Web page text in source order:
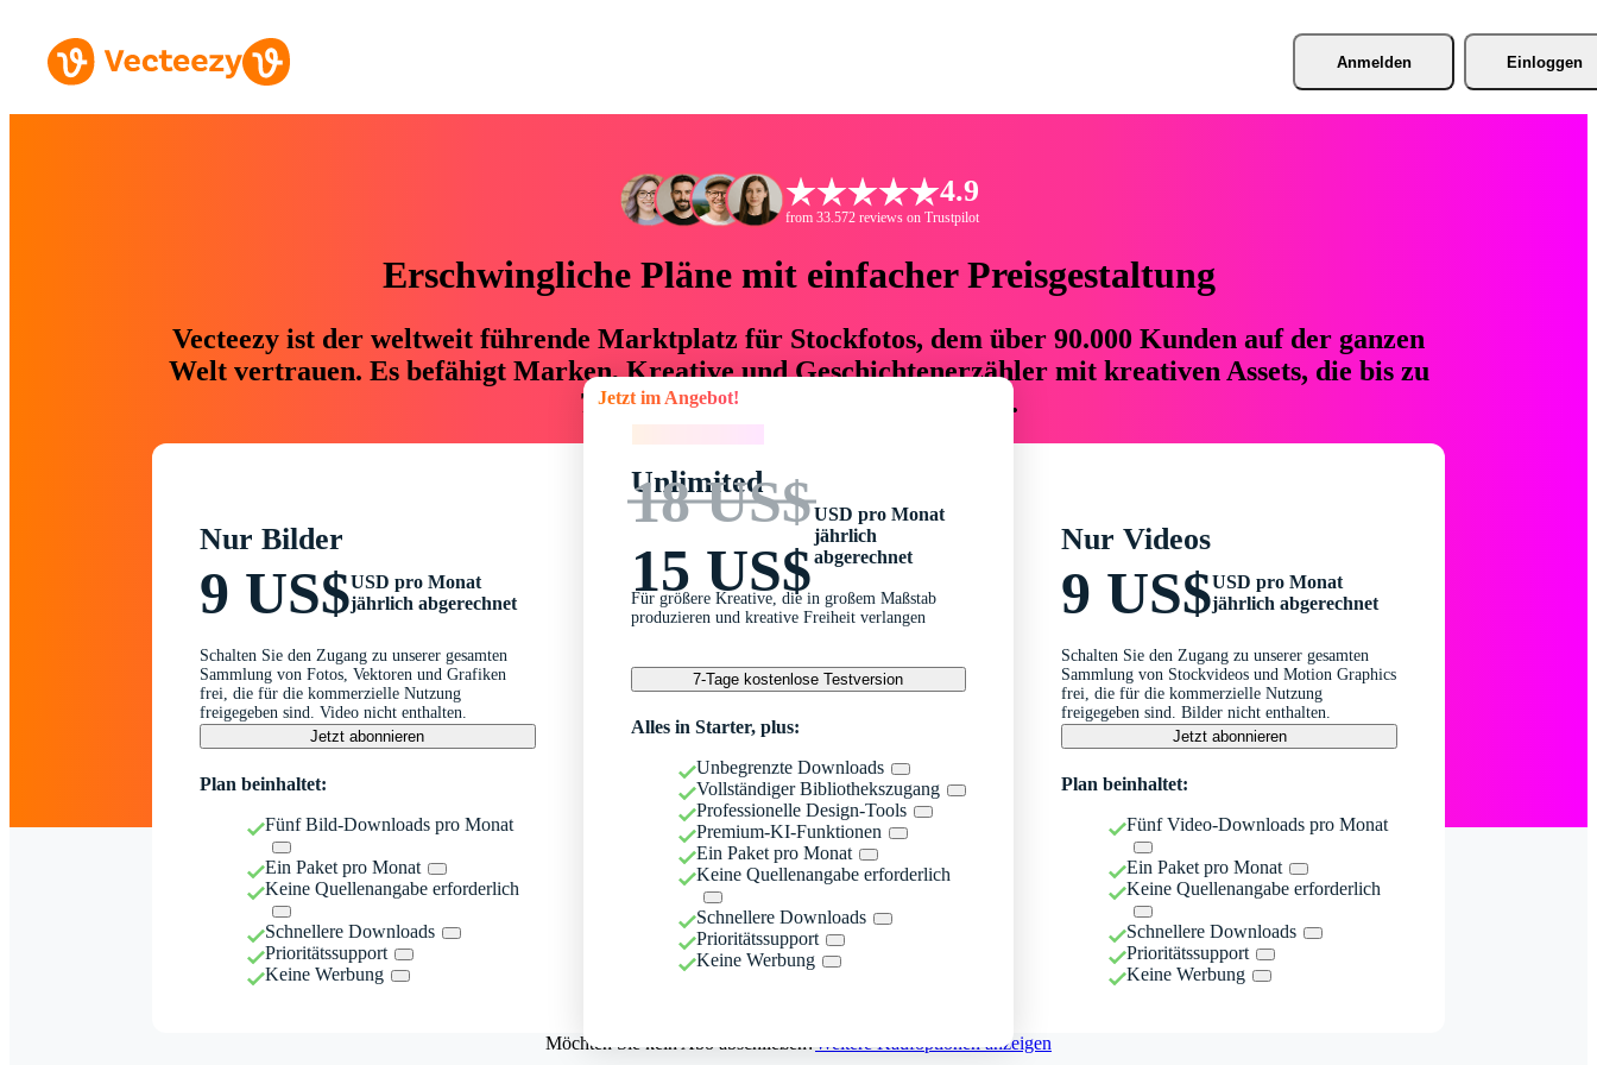
Anmelden Einloggen
4.9
from 33.572 reviews on Trustpilot
Erschwingliche Pläne mit einfacher Preisgestaltung
Vecteezy ist der weltweit führende Marktplatz für Stockfotos, dem über 90.000 Kunden auf der ganzen
Welt vertrauen. Es befähigt Marken, Kreative und Geschichtenerzähler mit kreativen Assets, die bis zu
76 % an Zeit und Budget einsparen.
Nur Bilder
9 US$USD pro Monat
jährlich abgerechnet
Schalten Sie den Zugang zu unserer gesamten
Sammlung von Fotos, Vektoren und Grafiken
frei, die für die kommerzielle Nutzung
freigegeben sind. Video nicht enthalten.
Jetzt abonnieren
Plan beinhaltet:
Fünf Bild-Downloads pro Monat
Ein Paket pro Monat
Keine Quellenangabe erforderlich
Schnellere Downloads
Prioritätssupport
Keine Werbung
Jetzt im Angebot!
Unlimited
18 US$
15 US$
USD pro Monat
jährlich
abgerechnet
Für größere Kreative, die in großem Maßstab
produzieren und kreative Freiheit verlangen
7-Tage kostenlose Testversion
Alles in Starter, plus:
Unbegrenzte Downloads
Vollständiger Bibliothekszugang
Professionelle Design-Tools
Premium-KI-Funktionen
Ein Paket pro Monat
Keine Quellenangabe erforderlich
Schnellere Downloads
Prioritätssupport
Keine Werbung
Nur Videos
9 US$USD pro Monat
jährlich abgerechnet
Schalten Sie den Zugang zu unserer gesamten
Sammlung von Stockvideos und Motion Graphics
frei, die für die kommerzielle Nutzung
freigegeben sind. Bilder nicht enthalten.
Jetzt abonnieren
Plan beinhaltet:
Fünf Video-Downloads pro Monat
Ein Paket pro Monat
Keine Quellenangabe erforderlich
Schnellere Downloads
Prioritätssupport
Keine Werbung
Möchten Sie kein Abo abschließen?Weitere Kaufoptionen anzeigen